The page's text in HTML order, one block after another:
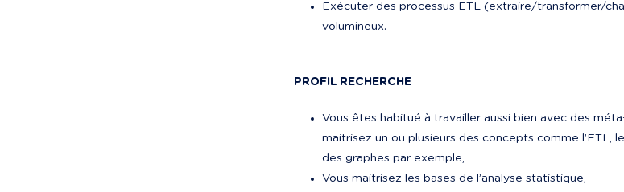
Exécuter des processus ETL (extraire/transformer/
volumineux.
PROFIL RECHERCHE
Vous êtes habitué à travailler aussi bien avec des
maitrisez un ou plusieurs des concepts comme l’ETL,
des graphes par exemple,
Vous maitrisez les bases de l’analyse statistique,